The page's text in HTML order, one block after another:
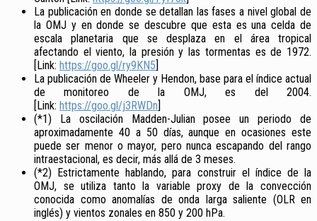
La publicación en donde se detallan las fases a nivel global de
la OMJ y en donde se descubre que esta es una celda de
escala planetaria que se desplaza en el área tropical
afectando el viento, la presión y las tormentas es de 1972.
[Link: https://goo.gl/ry9KN5
La publicación de Wheeler y Hendon, base para el índice actual
de monitoreo de la OMJ, es del 2004.
[Link: https://goo.gl/j3RWDn
(*1) La oscilación Madden-Julian posee un periodo de
aproximadamente 40 a 50 días, aunque en ocasiones este
puede ser menor o mayor, pero nunca escapando del rango
intraestacional, es decir, más allá de 3 meses.
(*2) Estrictamente hablando, para construir el índice de la
OMJ, se utiliza tanto la variable proxy de la convección
conocida como anomalías de onda larga saliente (OLR en
inglés) y vientos zonales en 850 y 200 hPa.